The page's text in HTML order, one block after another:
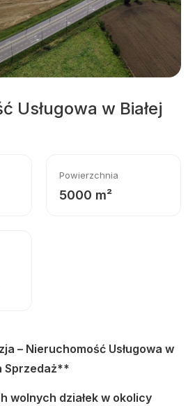
Usługowa w Białej
Powierzchnia
5000 m²
– Nieruchomość Usługowa w
Sprzedaż**
wolnych działek w okolicy